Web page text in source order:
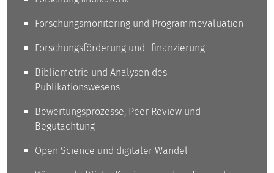
Forschungsmonitoring und Programmevaluation
Forschungsförderung und -finanzierung
Bibliometrie und Analysen des
Publikationswesens
Bewertungsprozesse, Peer Review und
Begutachtung
Open Science und digitaler Wandel